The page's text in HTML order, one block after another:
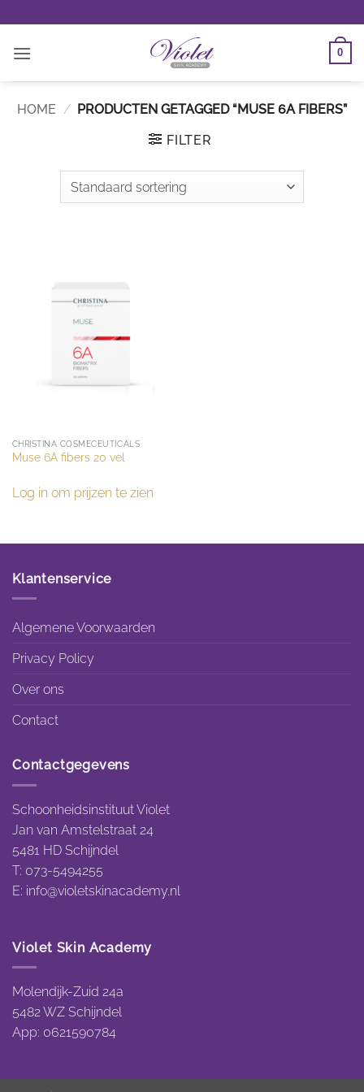
naar
inhoud
0
HOME / PRODUCTEN GETAGGED “MUSE 6A FIBERS”
FILTER
CHRISTINA COSMECEUTICALS
Muse 6A fibers 20 vel
Log in om prijzen te zien
Klantenservice
Algemene Voorwaarden
Privacy Policy
Over ons
Contact
Contactgegevens
Schoonheidsinstituut Violet
Jan van Amstelstraat 24
5481 HD Schijndel
T: 073-5494255
E: info@violetskinacademy.nl
Violet Skin Academy
Molendijk-Zuid 24a
5482 WZ Schijndel
App: 0621590784